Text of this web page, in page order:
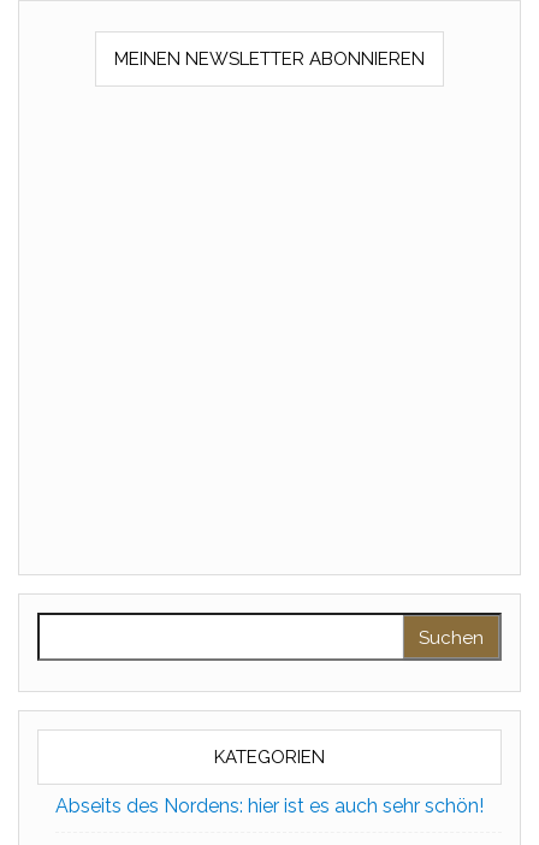
MEINEN NEWSLETTER ABONNIEREN
KATEGORIEN
Abseits des Nordens: hier ist es auch sehr schön!